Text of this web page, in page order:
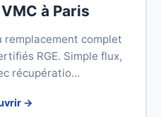
à Paris
remplacement complet
RGE. Simple flux,
récupératio…
→